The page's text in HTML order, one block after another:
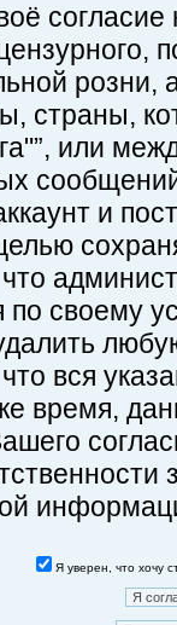
страны,
или
и
своему
вся
время,
Я уверен, что хочу